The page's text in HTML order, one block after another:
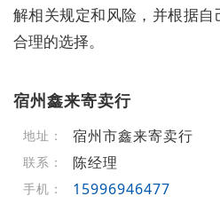
解相关规定和风险，并根据
合理的选择。
宿州鑫来寄卖行
地址： 宿州市鑫来寄卖行
联系： 陈经理
手机： 15996946477